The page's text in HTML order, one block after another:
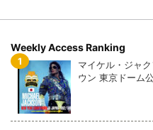
全収録！
スコーピオンズ / 2024年6月15
*NEW RELEASE (最新約3ヶ月)
マネスキン / 2024年6月9日 ド
全収録！
*NEW RELEASE (最新約3ヶ月)
Weekly Access Ranking
マイケル・ジャ
ウン 東京ドーム